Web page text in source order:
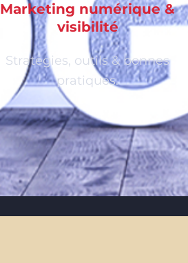
Marketing numérique &
visibilité
Stratégies, outils & bonnes
pratiques.